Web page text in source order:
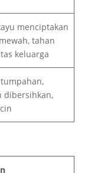
menciptakan
tahan
keluarga
dibersihkan,